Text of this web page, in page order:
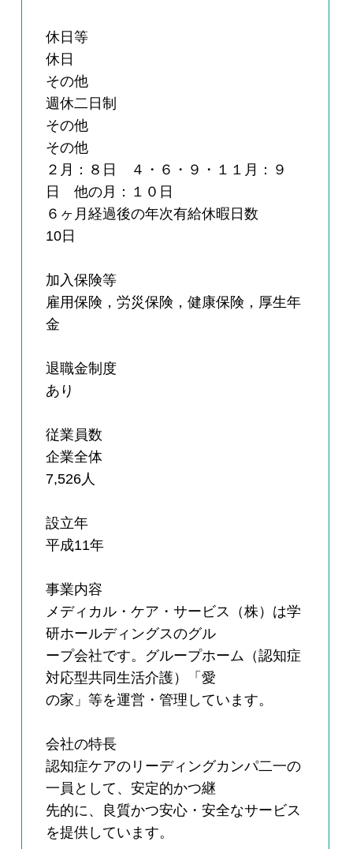
休日等
休日
その他
週休二日制
その他
その他
２月：８日 ４・６・９・１１月：９
日 他の月：１０日
６ヶ月経過後の年次有給休暇日数
10日
加入保険等
雇用保険，労災保険，健康保険，厚生年
金
退職金制度
あり
従業員数
企業全体
7,526人
設立年
平成11年
事業内容
メディカル・ケア・サービス（株）は学
研ホールディングスのグル
ープ会社です。グループホーム（認知症
対応型共同生活介護）「愛
の家」等を運営・管理しています。
会社の特長
認知症ケアのリーディングカンパ二一の
一員として、安定的かつ継
先的に、良質かつ安心・安全なサービス
を提供しています。